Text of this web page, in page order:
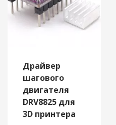
стабильности, что
идеально для задач,
связанных с
функций Creality K2
Plus Combo — это
мощный
3D-печати.
можно
выбрать
Драйвер
шагового
двигателя
DRV8825 для
3D принтера